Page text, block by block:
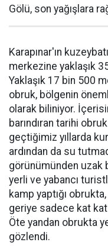
Gölü, son yağışlara
Karapınar'ın
merkezine yaklaşık
Yaklaşık 17 bin 500
obruk, bölgenin
olarak biliniyor.
barındıran tarihi
geçtiğimiz yıllarda
ardından da su
görünümünden uzak
yerli ve yabancı
kamp yaptığı
geriye sadece kat
Öte yandan obrukta
gözlendi.